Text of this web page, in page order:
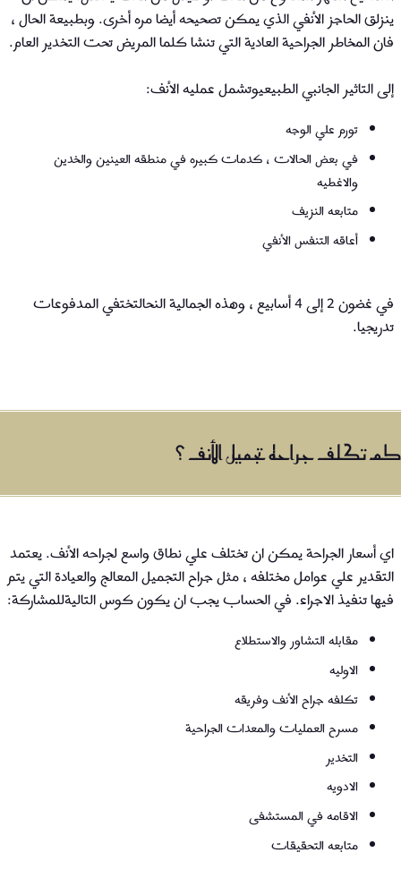
ينزلق الحاجز الأنفي الذي يمكن تصحيحه أيضا مره أخرى. وبطبيعة الحال ،
فان المخاطر الجراحية العادية التي تنشا كلما المريض تحت التخدير العام.
إلى التاثير الجانبي الطبيعيوتشمل عمليه الأنف:
تورم علي الوجه
في بعض الحالات ، كدمات كبيره في منطقه العينين والخدين
والاغطيه
متابعه النزيف
أعاقه التنفس الأنفي
في غضون 2 إلى 4 أسابيع ، وهذه الجمالية النحالتختفي المدفوعات
تدريجيا.
كم تكلف جراحه تجميل الأنف ؟
اي أسعار الجراحة يمكن ان تختلف علي نطاق واسع لجراحه الأنف. يعتمد
التقدير علي عوامل مختلفه ، مثل جراح التجميل المعالج والعيادة التي يتم
فيها تنفيذ الاجراء. في الحساب يجب ان يكون كوس التاليةللمشاركة:
مقابله التشاور والاستطلاع
الاوليه
تكلفه جراح الأنف وفريقه
مسرح العمليات والمعدات الجراحية
التخدير
الادويه
الاقامه في المستشفى
متابعه التحقيقات